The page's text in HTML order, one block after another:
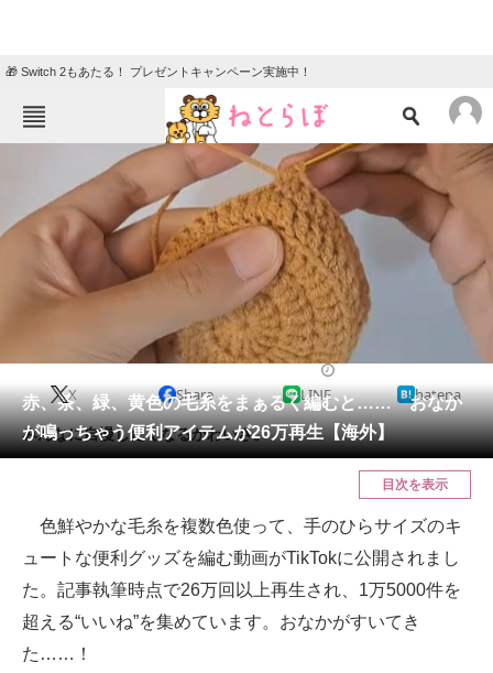
🎁 Switch 2もあたる！ プレゼントキャンペーン実施中！
ねとらぼメニュー
ニュース
エンタメ クイズ
グルメ 地域
教育・育児
リサーチ
会員記事
メディア
ITの今と未来を見通す
スマホと通信の最新トレンド
進化するPCとデバイスの未来
赤、茶、緑、黄色の毛糸をまぁるく編むと…… おなか
が鳴っちゃう便利アイテムが26万再生【海外】
X Share LINE hatena
みんなに自慢したくなるかわいさ。
目次を表示
色鮮やかな毛糸を複数色使って、手のひらサイズのキ
ュートな便利グッズを編む動画がTikTokに公開されまし
た。記事執筆時点で26万回以上再生され、1万5000件を
超える“いいね”を集めています。おなかがすいてき
た……！